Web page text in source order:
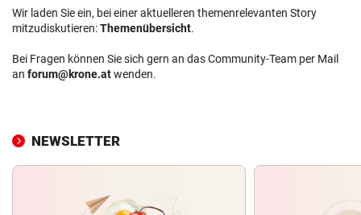
Wir laden Sie ein, bei einer aktuelleren themenrelevanten Story
mitzudiskutieren:Themenübersicht.
Bei Fragen können Sie sich gern an das Community-Team per Mail
an forum@krone.atwenden.
NEWSLETTER